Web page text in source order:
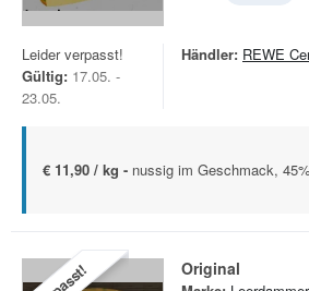
Leider verpasst!
Gültig: 17.05. -
23.05.
Händler: REWE
€ 11,90 / kg - nussig im Geschmack,
Original